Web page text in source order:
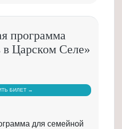
программа
в Царском Селе»
БИЛЕТ →
для семейной